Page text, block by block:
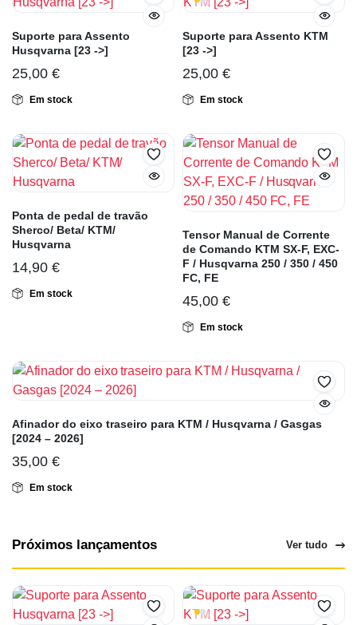
Suporte para Assento
Husqvarna [23 ->]
25,00 €
Em stock
Suporte para Assento KTM
[23 ->]
25,00 €
Em stock
Ponta de pedal de travão
Sherco/ Beta/ KTM/
Husqvarna
14,90 €
Em stock
Tensor Manual de Corrente
de Comando KTM SX-F, EXC-
F / Husqvarna 250 / 350 / 450
FC, FE
45,00 €
Em stock
Afinador do eixo traseiro para KTM / Husqvarna / Gasgas
[2024 – 2026]
35,00 €
Em stock
Próximos lançamentos Ver tudo